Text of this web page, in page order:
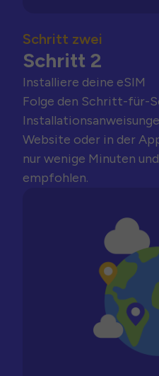
Schritt zwei
Schritt 2
Installiere deine eSIM
Folge den Schritt-für-
Website oder in der
nur wenige Minuten
empfohlen.